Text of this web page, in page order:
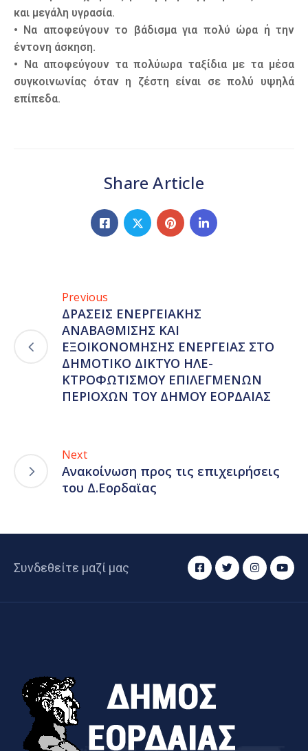
και μεγάλη υγρασία.
• Να αποφεύγουν το βάδισμα για πολύ ώρα ή την
έντονη άσκηση.
• Να αποφεύγουν τα πολύωρα ταξίδια με τα μέσα
συγκοινωνίας όταν η ζέστη είναι σε πολύ υψηλά
επίπεδα.
Share Article
Previous
ΔΡΑΣΕΙΣ ΕΝΕΡΓΕΙΑΚΗΣ
ΑΝΑΒΑΘΜΙΣΗΣ ΚΑΙ
ΕΞΟΙΚΟΝΟΜΗΣΗΣ ΕΝΕΡΓΕΙΑΣ ΣΤΟ
ΔΗΜΟΤΙΚΟ ΔΙΚΤΥΟ ΗΛΕ-
ΚΤΡΟΦΩΤΙΣΜΟΥ ΕΠΙΛΕΓΜΕΝΩΝ
ΠΕΡΙΟΧΩΝ ΤΟΥ ΔΗΜΟΥ ΕΟΡΔΑΙΑΣ
Next
Ανακοίνωση προς τις επιχειρήσεις
του Δ.Εορδαϊας
Συνδεθείτε μαζί μας